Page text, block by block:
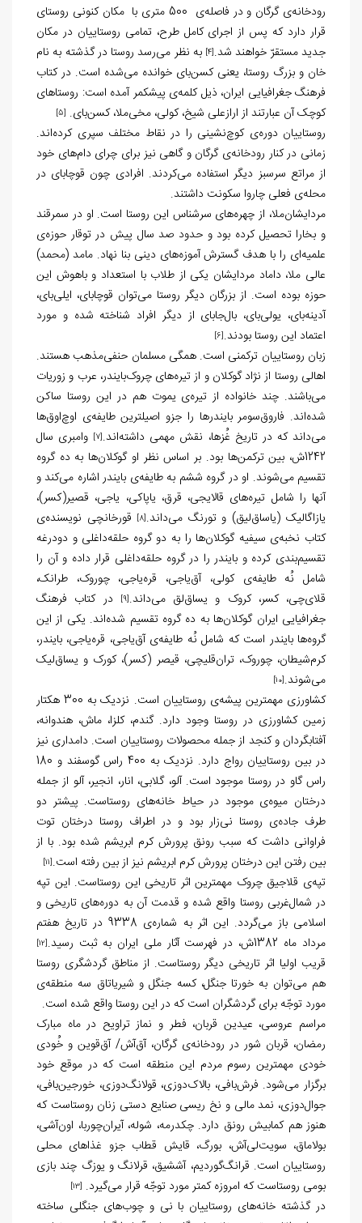
رودخانه‌ی گرگان و در فاصله‌ی 500 متری با مکان کنونی روستای
قرار دارد که پس از اجرای کامل طرح، تمامی روستاییان در مکان
جدید مستقرّ خواهند شد.[4]
به نظر می‌رسد روستا در گذشته به نام
خان و بزرگ روستا، یعنی کسن‌بای خوانده می‌شده است. در کتاب
فرهنگ جغرافیایی ایران، ذیل کلمه‌ی پیشکمر آمده است: روستاهای
کوچک آن عبارتند از ارازعلی شیخ، کولی، مخی‌ملا، کسن‌بای. [5]
روستاییان دوره‌‌ی کوچ‌نشینی را در نقاط مختلف سپری کرده‌اند.
زمانی در کنار رودخانه‌ی گرگان و گاهی نیز برای چرای دام‌های خود
از مراتع سرسبز دیگر استفاده می‌کردند. افرادی چون قوچابای در
محله‌ی فعلی چاروا سکونت داشتند.
مردایشان‌ملا، از چهره‌های سرشناس این روستا است. او در سمرقند
و بخارا تحصیل کرده بود و حدود صد سال پیش در توقار حوزه‌ی
علمیه‌ای را با هدف گسترش آموزه‌های دینی بنا نهاد. مامد (محمد)
عالی ملا، داماد مردایشان یکی از طلاب با استعداد و باهوش این
حوزه بوده است. از بزرگان دیگر روستا می‌توان قوچابای، ایلی‌بای،
آدینه‌بای، یولی‌بای، بال‌جابای از دیگر افراد شناخته شده‌ و مورد
اعتماد این روستا بودند.[6]
زبان روستاییان ترکمنی است. همگی مسلمان حنفی‌مذهب هستند.
اهالی روستا از نژاد گوکلان و از تیره‌های چروک‌بایندر، عرب و زوریات
می‌باشند. چند خانواده از تیره‌ی یموت هم در این روستا ساکن
شده‌اند. فاروق‌سومر بایندرها را جزو اصیل‏ترین طایفه‌ی اوچ‌اوق‌ها
می‌داند که در تاریخ غُزها، نقش مهمی داشته‌اند.[7]
وامبری سال
1242ش، بین ترکمن‌ها بود. بر اساس نظر او گوکلان‌ها به ده گروه
تقسیم می‌شوند. او در گروه ششم به طایفه‌ی بایندر اشاره می‌کند و
آنها را شامل تیره‌های قالایجی، قرق، یاپاکی، یاجی، قصیر(کسر)،
یازاگالیک (یاساق‌لیق) و تورنگ می‌داند.[8]
قورخانچی نویسنده‌ی
کتاب نخبه‌ی سیفیه گوکلان‌ها را به دو گروه حلقه‌داغلی و دودرغه
تقسیم‌بندی کرده و بایندر را در گروه حلقه‌داغلی قرار داده و آن را
شامل نُه طایفه‌ی کولی، آق‌یاجی، قره‌یاجی، چوروک، طرانک،
قلای‌چی، کسر، کروک و یساق‌لق می‌داند.[9]
در کتاب فرهنگ
جغرافیایی ایران گوکلان‌ها به ده گروه تقسیم شده‌اند. یکی از این
گروه‌ها بایندر است که شامل نُه طایفه‌ی آق‌یاجی، قره‌یاجی، بایندر،
کرم‌شیطان، چوروک، تران‌قلیچی، قیصر (کسر)، کورک و یساق‌لیک
می‌شوند.[10]
کشاورزی مهمترین پیشه‌ی روستاییان است. نزدیک به 300 هکتار
زمین کشاورزی در روستا وجود دارد. گندم، کلزا، ماش، هندوانه،
آفتابگردان و کنجد از جمله محصولات روستاییان است. دامداری نیز
در بین روستاییان رواج دارد. نزدیک به 400 راس گوسفند و 180
راس گاو در روستا موجود است. آلو، گلابی، انار، انجیر، آلو از جمله
درختان میوه‌ی موجود در حیاط خانه‌های روستاست. پیشتر دو
طرف جاده‌ی روستا نی‌زار بود و در اطراف روستا درختان توت
فراوانی داشت که سبب رونق پرورش کرم ابریشم شده بود. با از
بین رفتن این درختان پرورش کرم ابریشم نیز از بین رفته است.[11]
تپه‌ی قلاجیق چروک مهمترین اثر تاریخی این روستاست. این تپه
در شمال‌غربی روستا واقع شده و قدمت آن به دوره‌های تاریخی و
اسلامی باز می‌گردد. این اثر به شماره‌ی 9338 در تاریخ هفتم
مرداد ماه 1382ش، در فهرست آثار ملی ایران به ثبت رسید.
[12]
قریب اولیا اثر تاریخی دیگر روستاست. از مناطق گردشگری روستا
هم می‌توان به خورتا جنگل، کسه جنگل و شیریاتاق سه منطقه‌ی
مورد توجّه برای گردشگران است که در این روستا واقع شده است.
مراسم‌ عروسی، عیدین قربان، فطر و نماز تراویح در ماه مبارک
رمضان، قربان شور در رودخانه‌ی گرگان، آق‌آش/ آق‌قوین و خُودی
خودی مهمترین رسوم مردم این منطقه است که در موقع خود
برگزار می‌شود. فرش‌بافی، بالاک‌دوزی، قولانگ‌دوزی، خورجین‌بافی،
جوال‌دوزی، نمد مالی و نخ ریسی صنایع دستی زنان روستاست که
هنوز هم کمابیش رونق دارد. چکدرمه، شوله، آیران‌چوربا، اون‌آشی،
بولاماق، سویت‌لی‌آش، بورگ، قایش قطاب جزو غذاهای محلی
روستاییان است. قرانگ‌گوردیم، آششیق، قرلانگ و یوزگ چند بازی
بومی روستاست که امروزه کمتر مورد توجّه قرار می‌گیرد. [13]
در گذشته خانه‌های روستاییان با نی و چوب‌های جنگلی ساخته